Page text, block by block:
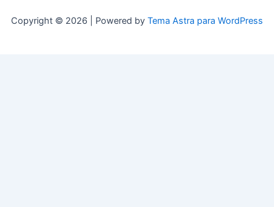
Copyright © 2026 | Powered by Tema Astra para WordPress